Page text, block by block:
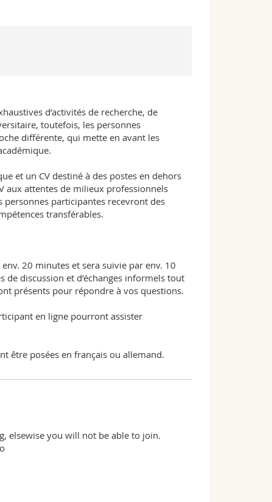
d’activités de recherche, de
toutefois, les personnes
différente, qui mette en avant les
et un CV destiné à des postes en dehors
aux attentes de milieux professionnels
personnes participantes recevront des
transférables.
20 minutes et sera suivie par env. 10
discussion et d’échanges informels tout
présents pour répondre à vos questions.
en ligne pourront assister
être posées en français ou allemand.
elsewise you will not be able to join.